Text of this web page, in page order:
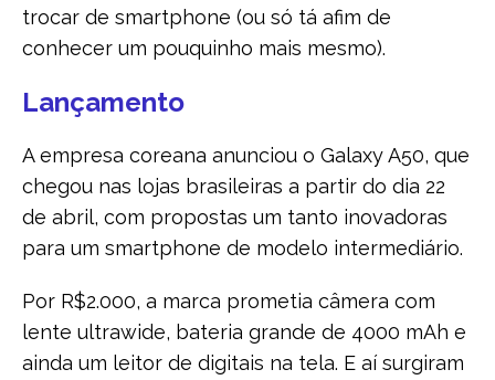
trocar de smartphone (ou só tá afim de
conhecer um pouquinho mais mesmo).
Lançamento
A empresa coreana anunciou o Galaxy A50, que
chegou nas lojas brasileiras a partir do dia 22
de abril, com propostas um tanto inovadoras
para um smartphone de modelo intermediário.
Por R$2.000, a marca prometia câmera com
lente ultrawide, bateria grande de 4000 mAh e
ainda um leitor de digitais na tela. E aí surgiram